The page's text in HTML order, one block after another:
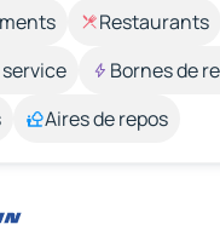
Restaurants
Bornes de
Aires de repos